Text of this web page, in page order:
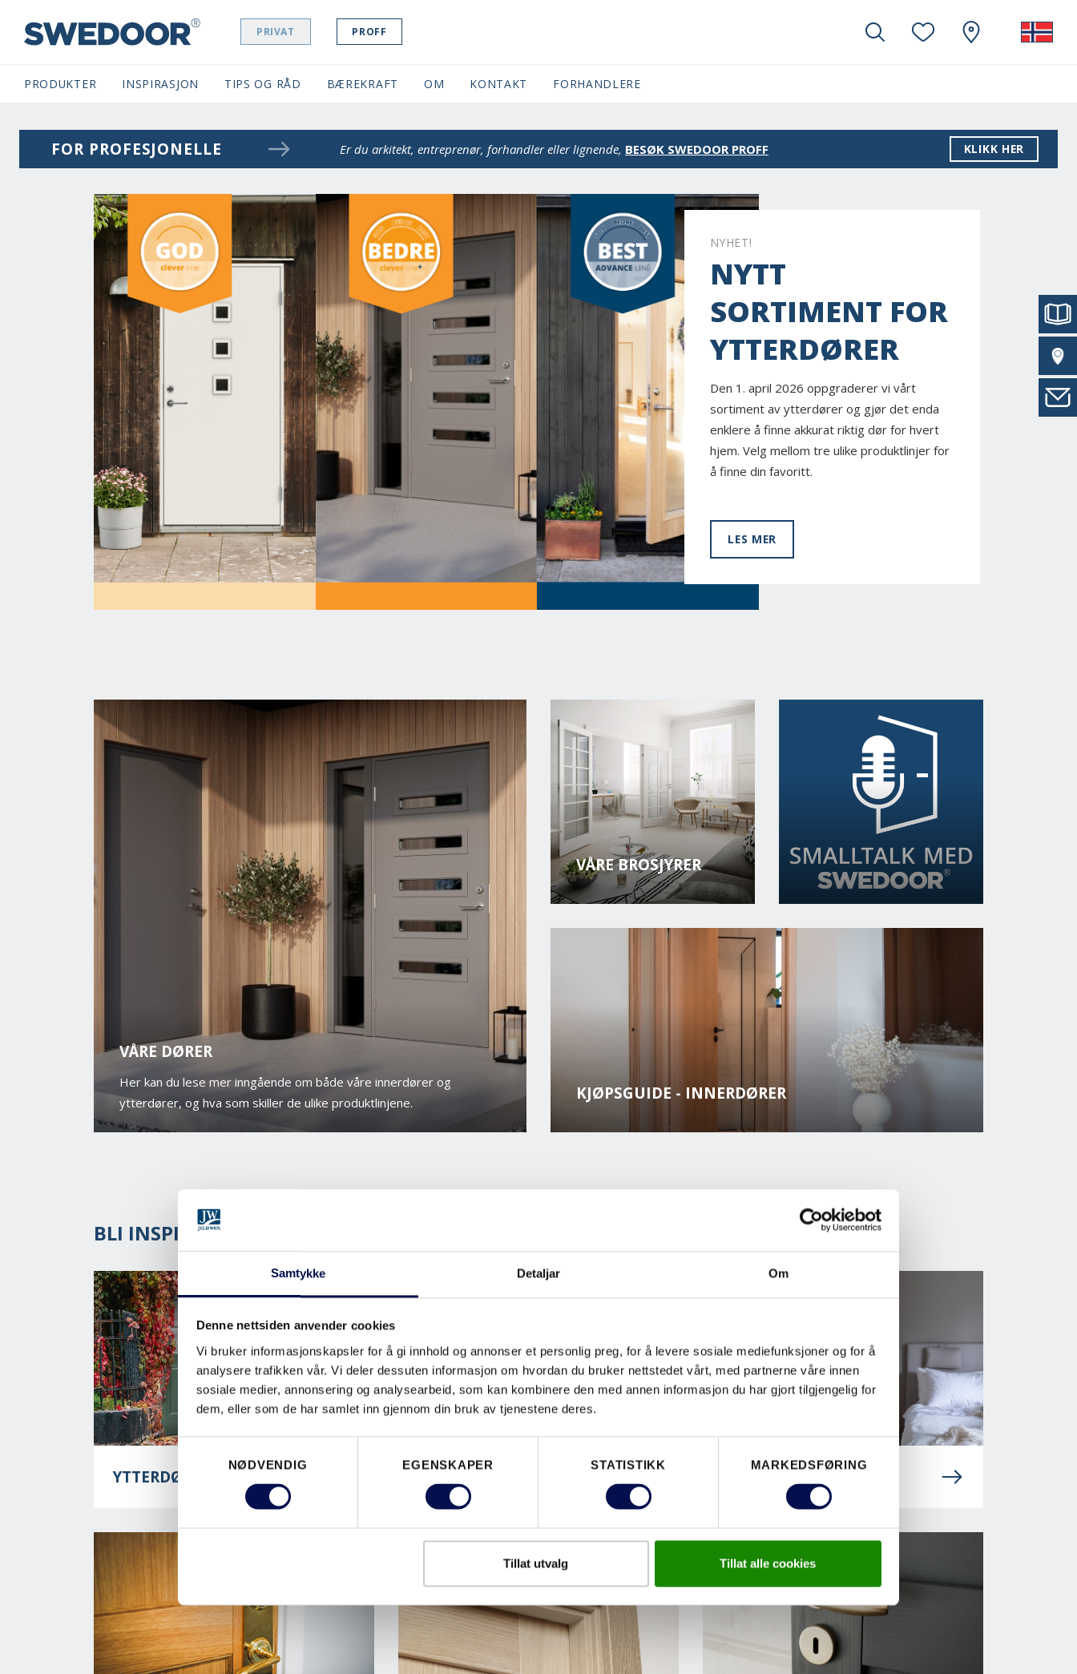
Samtykke Detaljar Om
Denne nettsiden anvender cookies
Vi bruker informasjonskapsler for å gi innhold og annonser et personlig preg, for å levere sosiale mediefunksjoner og for å
analysere trafikken vår. Vi deler dessuten informasjon om hvordan du bruker nettstedet vårt, med partnerne våre innen
sosiale medier, annonsering og analysearbeid, som kan kombinere den med annen informasjon du har gjort tilgjengelig for
dem, eller som de har samlet inn gjennom din bruk av tjenestene deres.
Consent
NØDVENDIG EGENSKAPER STATISTIKK MARKEDSFØRING
Tillat utvalg Tillat alle cookies
SWEDOOR NAVIGATION PRIVAT PROFF
PRODUKTER INSPIRASJON TIPS OG RÅD BÆREKRAFT OM KONTAKT FORHANDLERE
FOR PROFESJONELLE Er du arkitekt, entreprenør, forhandler eller lignende, BESØK SWEDOOR PROFF KLIKK HER
NYHET!
NYTT
SORTIMENT FOR
YTTERDØRER
Den 1. april 2026 oppgraderer vi vårt
sortiment av ytterdører og gjør det enda
enklere å finne akkurat riktig dør for hvert
hjem. Velg mellom tre ulike produktlinjer for
å finne din favoritt.
LES MER
VÅRE DØRER
Her kan du lese mer inngående om både våre innerdører og
ytterdører, og hva som skiller de ulike produktlinjene.
VÅRE BROSJYRER
KJØPSGUIDE - INNERDØRER
BLI INSPIRERT AV VÅRT SORTIMENT
YTTERDØRER INNERDØRER SKYVEDØRER